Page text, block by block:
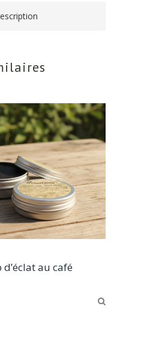
au café